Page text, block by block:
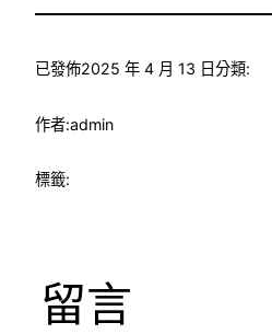
已發佈2025 年 4 月 13 日分類:
作者:admin
標籤:
留言